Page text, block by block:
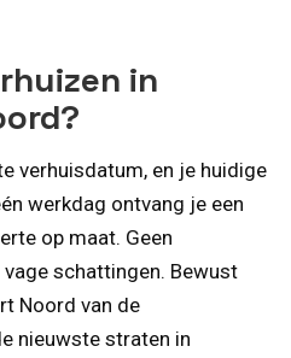
in
verhuisdatum, en je huidige
werkdag ontvang je een
op maat. Geen
schattingen. Bewust
Noord van de
nieuwste straten in